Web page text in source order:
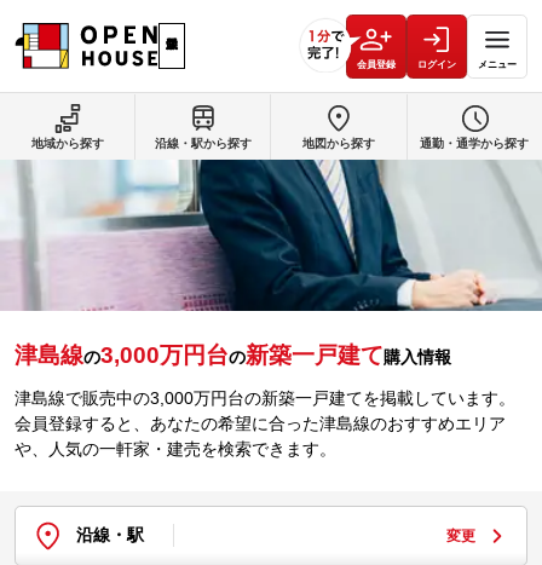
会員登録 ログイン メニュー
津島線の3,000万円台の新築一戸建て購入情報
津島線で販売中の3,000万円台の新築一戸建てを掲載しています。
会員登録すると、あなたの希望に合った津島線のおすすめエリア
や、人気の一軒家・建売を検索できます。
沿線・駅 変更
地域から探す 沿線・駅から探す 地図から探す 通勤・通学から探す